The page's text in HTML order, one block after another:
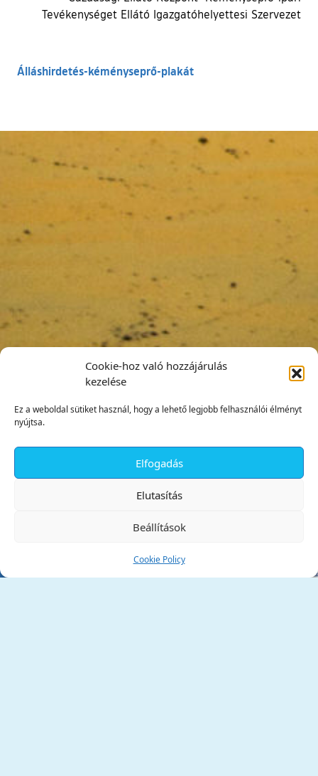
Cookie-hoz való hozzájárulás
kezelése
Ez a weboldal sütiket használ, hogy a lehető legjobb felhasználói élményt
nyújtsa.
Elfogadás
Elutasítás
Beállítások
Cookie Policy
Tevékenységet Ellátó Igazgatóhelyettesi Szervezet
Álláshirdetés-kéményseprő-plakát
Tata Város Önkormányzata
✕